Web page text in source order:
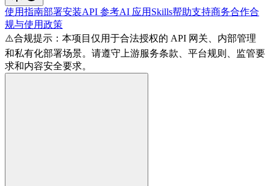
使用指南部署安装API 参考AI 应用 Skills帮助支持商务合作合
规与使用政策
⚠️合规提示：本项目仅用于合法授权的 API 网关、内部管理
和私有化部署场景。请遵守上游服务条款、平台规则、监管要
求和内容安全要求。